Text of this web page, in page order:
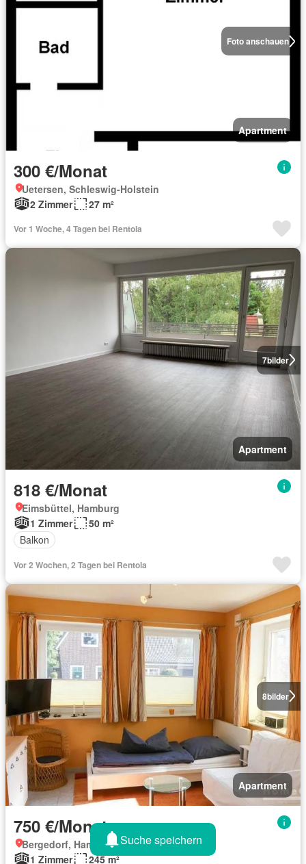
Foto anschauen
Apartment
300 €/Monat
Uetersen, Schleswig-Holstein
2 Zimmer
27 m²
Vor 1 Woche, 4 Tagen bei Rentola
7bilder
Apartment
818 €/Monat
Eimsbüttel, Hamburg
1 Zimmer
50 m²
Balkon
Vor 2 Wochen, 2 Tagen bei Rentola
8bilder
Apartment
750 €/Monat
Bergedorf, Hamburg
1 Zimmer
245 m²
Suche speichern